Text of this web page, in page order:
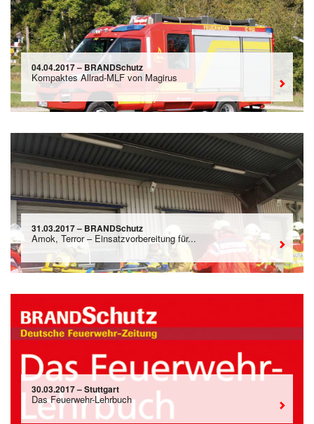
04.04.2017 – BRANDSchutz
Kompaktes Allrad-MLF von Magirus
31.03.2017 – BRANDSchutz
Amok, Terror – Einsatzvorbereitung für...
30.03.2017 – Stuttgart
Das Feuerwehr-Lehrbuch